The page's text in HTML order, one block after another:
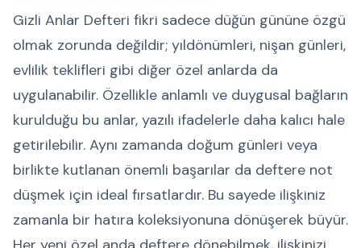
Gizli Anlar Defteri fikri sadece düğün gününe özgü
olmak zorunda değildir; yıldönümleri, nişan günleri,
evlilik teklifleri gibi diğer özel anlarda da
uygulanabilir. Özellikle anlamlı ve duygusal bağların
kurulduğu bu anlar, yazılı ifadelerle daha kalıcı hale
getirilebilir. Aynı zamanda doğum günleri veya
birlikte kutlanan önemli başarılar da deftere not
düşmek için ideal fırsatlardır. Bu sayede ilişkiniz
zamanla bir hatıra koleksiyonuna dönüşerek büyür.